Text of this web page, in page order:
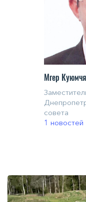
Мгер
совета
1 новостей